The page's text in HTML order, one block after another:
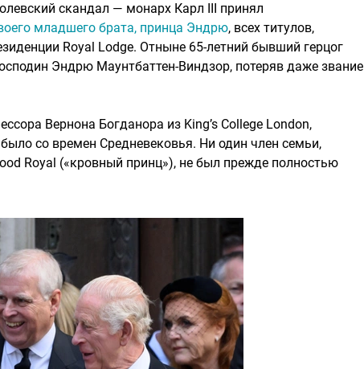
скандал — монарх Карл III принял
младшего брата, принца Эндрю, всех титулов,
Royal Lodge. Отныне 65-летний бывший герцог
Эндрю Маунтбаттен-Виндзор, потеряв даже звание
Вернона Богданора из King’s College London,
со времен Средневековья. Ни один член семьи,
Royal («кровный принц»), не был прежде полностью